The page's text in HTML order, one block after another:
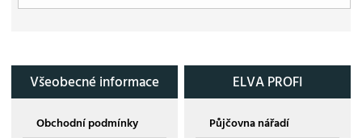
Všeobecné informace
Obchodní podmínky
ELVA PROFI
Půjčovna nářadí